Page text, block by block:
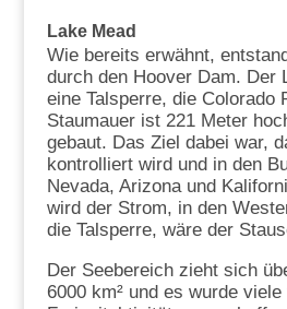
Lake Mead
Wie bereits erwähnt,
durch den Hoover Dam. Der
eine Talsperre, die Colorado
Staumauer ist 221 Meter
gebaut. Das Ziel dabei war,
kontrolliert wird und in den
Nevada, Arizona und
wird der Strom, in den
die Talsperre, wäre der
Der Seebereich zieht sich
6000 km² und es wurde